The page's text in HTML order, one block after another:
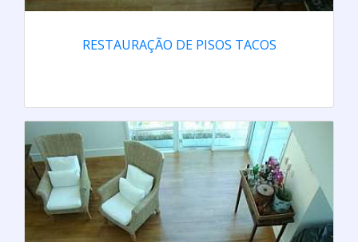
RESTAURAÇÃO DE PISOS TACOS